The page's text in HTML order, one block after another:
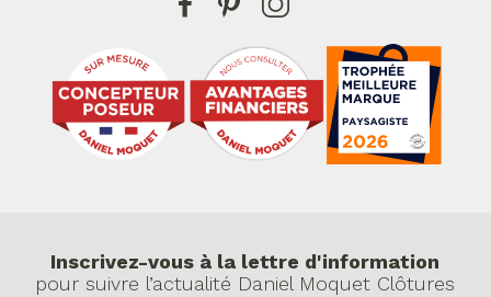
Inscrivez-vous à la lettre d'information
pour suivre l’actualité Daniel Moquet Clôtures